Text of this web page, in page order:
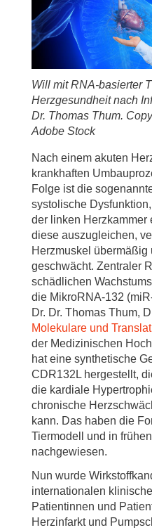
Will mit RNA-basierter
Herzgesundheit nach
Dr. Thomas Thum.
Adobe Stock
Nach einem akuten
krankhaften
Folge ist die
systolische
der linken Herzkammer
diese auszugleichen,
Herzmuskel
geschwächt. Zentraler
schädlichen
die MikroRNA-132
Dr. Dr. Thomas Thum,
Molekulare und
der Medizinischen
hat eine synthetische
CDR132L hergestellt,
die kardiale
chronische
kann. Das haben die
Tiermodell und in
nachgewiesen.
Nun wurde
internationalen
Patientinnen und
Herzinfarkt und